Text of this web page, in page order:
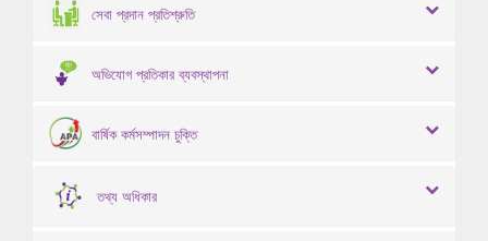
সেবা প্রদান প্রতিশ্রুতি
অভিযোগ প্রতিকার ব্যবস্থাপনা
বার্ষিক কর্মসম্পাদন চুক্তি
তথ্য অধিকার